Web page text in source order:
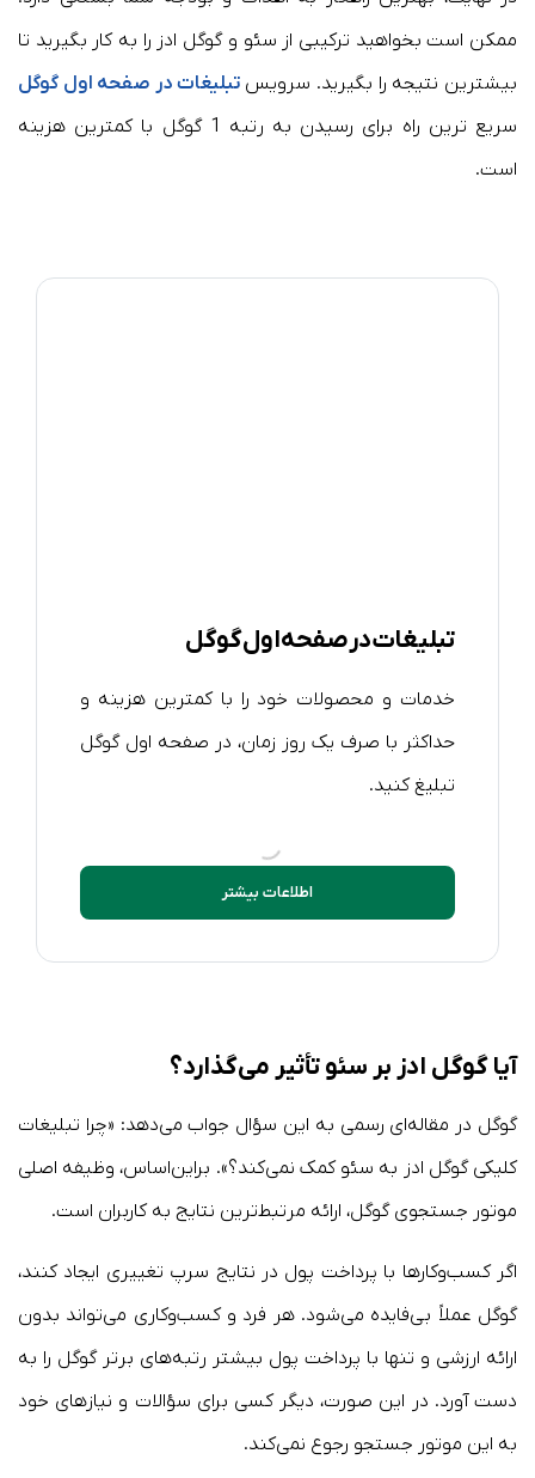
ممکن است بخواهید ترکیبی از سئو و گوگل ادز را به کار بگیرید تا
بیشترین نتیجه را بگیرید. سرویس تبلیغات در صفحه اول گوگل
سریع ترین راه برای رسیدن به رتبه 1 گوگل با کمترین هزینه
است.
تبلیغات در صفحه اول گوگل
خدمات و محصولات خود را با کمترین هزینه و
حداکثر با صرف یک روز زمان، در صفحه اول گوگل
تبلیغ کنید.
اطلاعات بیشتر
آیا گوگل ادز بر سئو تأثیر می‌گذارد؟
گوگل در مقاله‌ای رسمی به این سؤال جواب می‌دهد: «چرا تبلیغات
کلیکی گوگل ادز به سئو کمک نمی‌کند؟». براین‌اساس، وظیفه اصلی
موتور جستجوی گوگل، ارائه مرتبط‌ترین نتایج به کاربران است.
اگر کسب‌وکارها با پرداخت پول در نتایج سرپ تغییری ایجاد کنند،
گوگل عملاً بی‌فایده می‌شود. هر فرد و کسب‌وکاری می‌تواند بدون
ارائه ارزشی و تنها با پرداخت پول بیشتر رتبه‌های برتر گوگل را به
دست آورد. در این صورت، دیگر کسی برای سؤالات و نیازهای خود
به این موتور جستجو رجوع نمی‌کند.